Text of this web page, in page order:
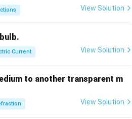
नवीन पदार्थ तयार होतो.
View Solution
Current View Solution
to another transparent m
View Solution